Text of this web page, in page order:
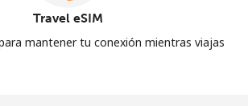
Travel eSIM
mantener tu conexión mientras viajas